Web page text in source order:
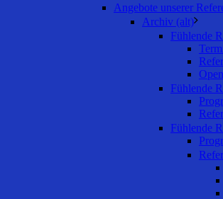
Angebote unserer
Archiv (alt)
Fühlende
Fühlende
Fühlende